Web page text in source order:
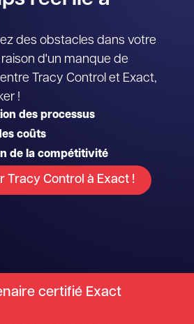
des obstacles dans votre
d'un manque de
Tracy Control et Exact,
!
des processus
coûts
de la compétitivité
Tracy Control à Exact !
certifié Exact